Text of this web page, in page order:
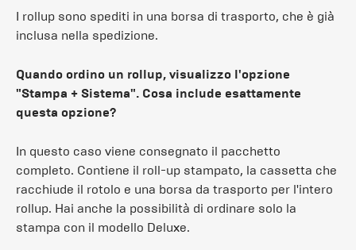
I rollup sono spediti in una borsa di trasporto, che è già
inclusa nella spedizione.
Quando ordino un rollup, visualizzo l'opzione
"Stampa + Sistema". Cosa include esattamente
questa opzione?
In questo caso viene consegnato il pacchetto
completo. Contiene il roll-up stampato, la cassetta che
racchiude il rotolo e una borsa da trasporto per l'intero
rollup. Hai anche la possibilità di ordinare solo la
stampa con il modello Deluxe.